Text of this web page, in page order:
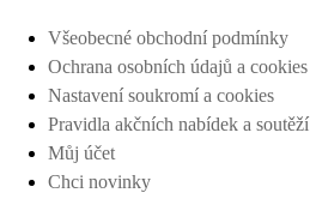
Všeobecné obchodní podmínky
Ochrana osobních údajů a cookies
Nastavení soukromí a cookies
Pravidla akčních nabídek a soutěží
Můj účet
Chci novinky